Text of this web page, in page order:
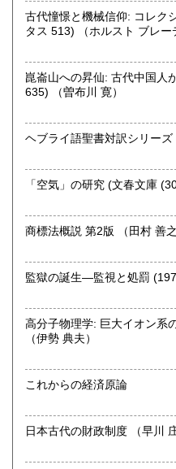
セージにてご連絡ください
最寄駅：南大沢駅
営業時間：9時～16時
定休日：日曜日 年末年始12
書籍の買取について
【宅配買取について】
https://
【出張買取について】
近隣の大学様や研究機関を
ます。
八王子市や多摩市・日野市
が
場合がございますのでまずは
https://
古代憧憬と機械信仰: コレク
タス 513) （ホルスト ブ
崑崙山への昇仙: 古代中国人
635) （曽布川 寛）
ヘブライ語聖書対訳シリーズ
商標法概説 第2版 （田村
高分子物理学: 巨大イオン系
（伊勢 典夫）
これからの経済原論
日本古代の財政制度